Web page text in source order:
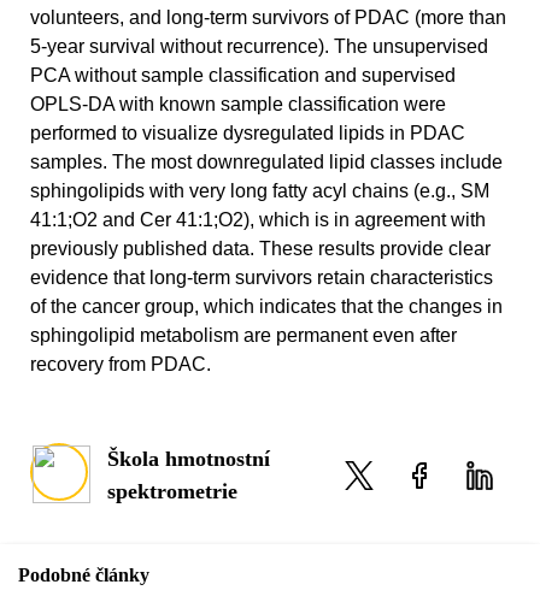
volunteers, and long-term survivors of PDAC (more than
5-year survival without recurrence). The unsupervised
PCA without sample classification and supervised
OPLS-DA with known sample classification were
performed to visualize dysregulated lipids in PDAC
samples. The most downregulated lipid classes include
sphingolipids with very long fatty acyl chains (e.g., SM
41:1;O2 and Cer 41:1;O2), which is in agreement with
previously published data. These results provide clear
evidence that long-term survivors retain characteristics
of the cancer group, which indicates that the changes in
sphingolipid metabolism are permanent even after
recovery from PDAC.
Škola hmotnostní
spektrometrie
Podobné články